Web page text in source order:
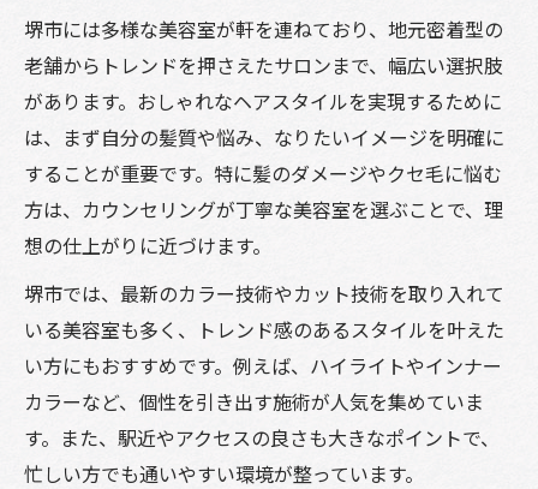
堺市には多様な美容室が軒を連ねており、地元密着型の
老舗からトレンドを押さえたサロンまで、幅広い選択肢
があります。おしゃれなヘアスタイルを実現するために
は、まず自分の髪質や悩み、なりたいイメージを明確に
することが重要です。特に髪のダメージやクセ毛に悩む
方は、カウンセリングが丁寧な美容室を選ぶことで、理
想の仕上がりに近づけます。
堺市では、最新のカラー技術やカット技術を取り入れて
いる美容室も多く、トレンド感のあるスタイルを叶えた
い方にもおすすめです。例えば、ハイライトやインナー
カラーなど、個性を引き出す施術が人気を集めていま
す。また、駅近やアクセスの良さも大きなポイントで、
忙しい方でも通いやすい環境が整っています。